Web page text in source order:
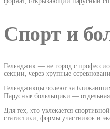
Спорт и
Геленджик — не город с
секции, через крупные
Геленджикцы болеют за ближайших
Парусные болельщики —
Для тех, кто увлекается
статистики, формы участников и